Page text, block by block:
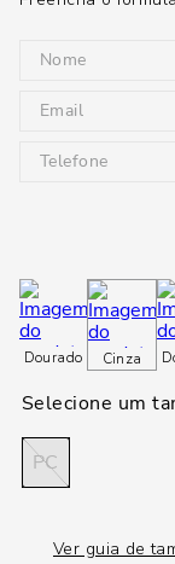
Dourado Cinza
PC
Ver guia de